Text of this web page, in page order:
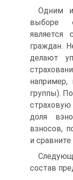
Одним
выборе
является
граждан.
делают
например,
группы).
доля
взносов,
и
состав